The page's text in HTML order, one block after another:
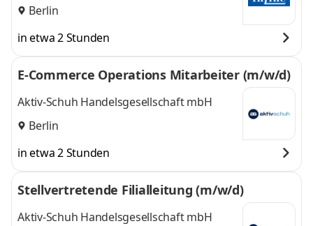
Berlin
in etwa 2 Stunden
E-Commerce Operations Mitarbeiter (m/w/d)
Aktiv-Schuh Handelsgesellschaft mbH
Berlin
in etwa 2 Stunden
Stellvertretende Filialleitung (m/w/d)
Aktiv-Schuh Handelsgesellschaft mbH